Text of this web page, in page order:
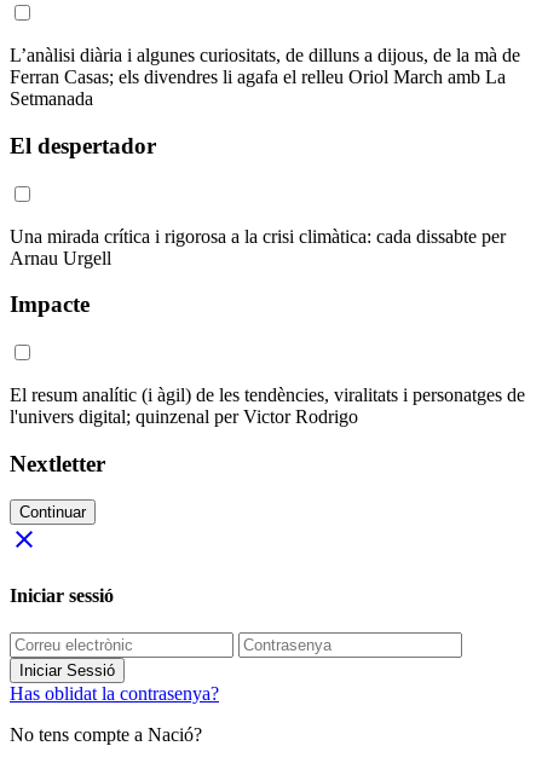
L’anàlisi diària i algunes curiositats, de dilluns a dijous, de la mà de
Ferran Casas; els divendres li agafa el relleu Oriol March amb La
Setmanada
El despertador
Una mirada crítica i rigorosa a la crisi climàtica: cada dissabte per
Arnau Urgell
Impacte
El resum analític (i àgil) de les tendències, viralitats i personatges de
l'univers digital; quinzenal per Victor Rodrigo
Nextletter
Continuar
close
Iniciar sessió
Iniciar Sessió
Has oblidat la contrasenya?
No tens compte a Nació?